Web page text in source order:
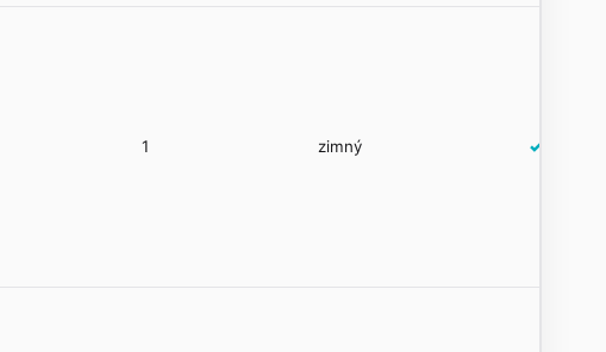
1 zimný ✓